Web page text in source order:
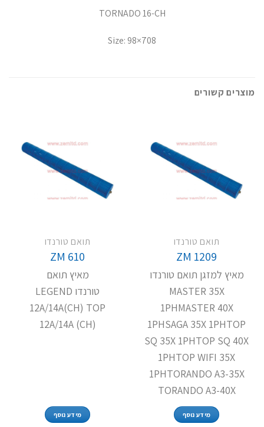
TORNADO 16-CH
Size: 98×708
מוצרים קשורים
תואם טורנדו
ZM 1209
מאיץ למזגן תואם טורנדו
MASTER 35X
1PHMASTER 40X
1PHSAGA 35X 1PHTOP
SQ 35X 1PHTOP SQ 40X
1PHTOP WIFI 35X
1PHTORANDO A3-35X
TORANDO A3-40X
מידע נוסף
תואם טורנדו
ZM 610
מאיץ תואם
טורנדו LEGEND
12A/14A(CH) TOP
12A/14A (CH)
מידע נוסף